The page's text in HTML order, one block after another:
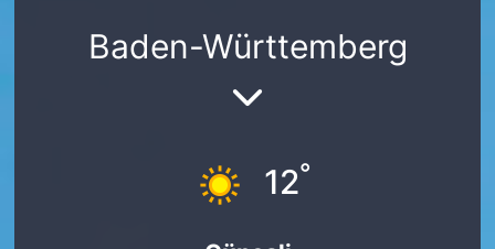
Baden-Württemberg
12°